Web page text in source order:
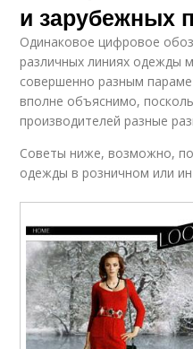
и зарубежных
Одинаковое цифровое
различных линиях одежды
совершенно разным
вполне объяснимо,
производителей разные
Советы ниже, возможно,
одежды в розничном или